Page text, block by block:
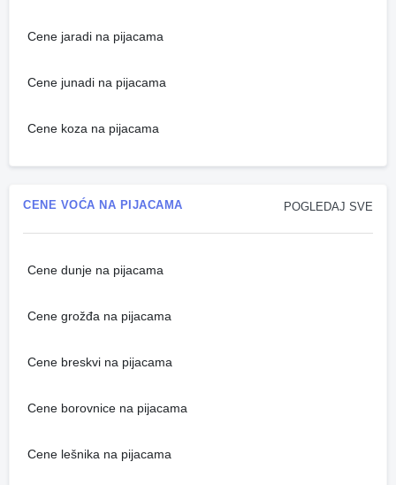
Cene jaradi na pijacama
Cene junadi na pijacama
Cene koza na pijacama
POGLEDAJ SVE
CENE VOĆA NA PIJACAMA
Cene dunje na pijacama
Cene grožđa na pijacama
Cene breskvi na pijacama
Cene borovnice na pijacama
Cene lešnika na pijacama